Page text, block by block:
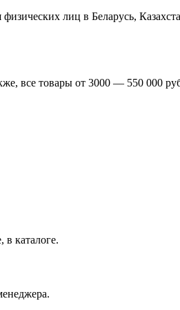
лиц в Беларусь,
все товары от 3000 — 550 000
каталоге.